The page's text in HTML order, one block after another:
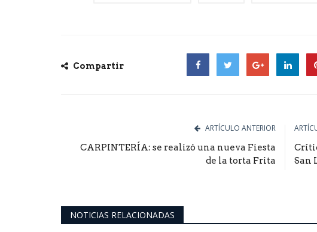
Compartir
ARTÍCULO ANTERIOR
CARPINTERÍA: se realizó una nueva Fiesta
de la torta Frita
San
NOTICIAS RELACIONADAS